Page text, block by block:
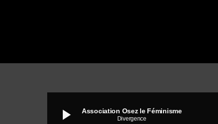
play_arrow Association Osez le Féminisme
Divergence